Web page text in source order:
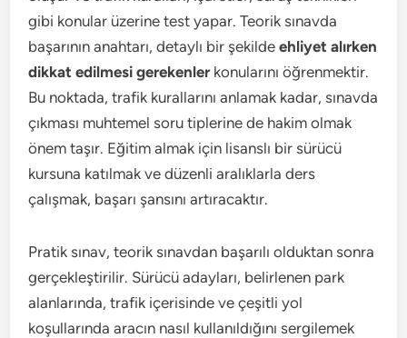
gibi konular üzerine test yapar. Teorik sınavda
başarının anahtarı, detaylı bir şekildeehliyet alırken
dikkat edilmesi gerekenlerkonularını öğrenmektir.
Bu noktada, trafik kurallarını anlamak kadar, sınavda
çıkması muhtemel soru tiplerine de hakim olmak
önem taşır. Eğitim almak için lisanslı bir sürücü
kursuna katılmak ve düzenli aralıklarla ders
çalışmak, başarı şansını artıracaktır.
Pratik sınav, teorik sınavdan başarılı olduktan sonra
gerçekleştirilir. Sürücü adayları, belirlenen park
alanlarında, trafik içerisinde ve çeşitli yol
koşullarında aracın nasıl kullanıldığını sergilemek